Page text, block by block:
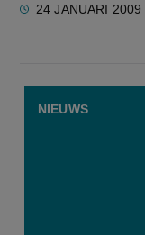
24 JANUARI 2009
NIEUWS